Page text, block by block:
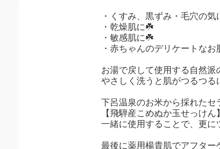
・くすみ、黒ずみ・毛穴の
・乾燥肌に☘️
・敏感肌に☘️
・赤ちゃんのデリケートな
お湯で戻して使用する自然派
やさしく洗うと肌がつるつる
下呂温泉のお米から採れたセ
【飛騨産こめぬか玉せっけ
一緒に使用することで、更に
最後に薬用楊貴肌でアフター